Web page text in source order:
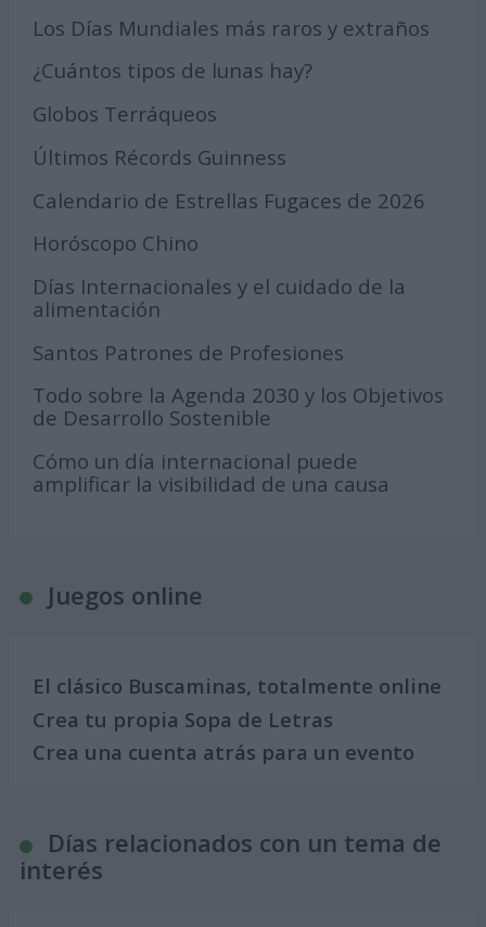
Los Días Mundiales más raros y extraños
¿Cuántos tipos de lunas hay?
Globos Terráqueos
Últimos Récords Guinness
Calendario de Estrellas Fugaces de 2026
Horóscopo Chino
Días Internacionales y el cuidado de la
alimentación
Santos Patrones de Profesiones
Todo sobre la Agenda 2030 y los Objetivos
de Desarrollo Sostenible
Cómo un día internacional puede
amplificar la visibilidad de una causa
Juegos online
El clásico Buscaminas, totalmente online
Crea tu propia Sopa de Letras
Crea una cuenta atrás para un evento
Días relacionados con un tema de
interés